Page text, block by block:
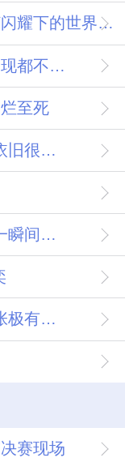
第102章 Vol 102 他们在镁光灯闪耀下的世界舞台上接吻
第101章 Vol 101 他的每一次出现都不曾让粉丝失望
至死
第099章 Vol 99 每个人的目的依旧很明确 拿冠军
第097章 Vol 97 整个世界在那一瞬间化作巨大的虚无
第095章 Vol 95 景牧野顶着一张极有侵略性的脸 Fuck off
赛现场